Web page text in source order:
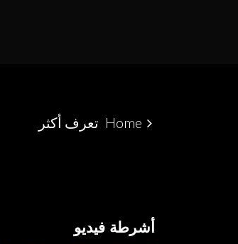
ESTREITO DE GIBRALTAR
Home تعرف أكثر
أشرطة فيديو